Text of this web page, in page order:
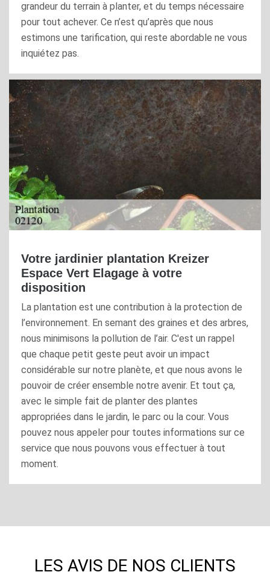
grandeur du terrain à planter, et du temps nécessaire
pour tout achever. Ce n’est qu’après que nous
estimons une tarification, qui reste abordable ne vous
inquiétez pas.
Votre jardinier plantation Kreizer
Espace Vert Elagage à votre
disposition
La plantation est une contribution à la protection de
l’environnement. En semant des graines et des arbres,
nous minimisons la pollution de l’air. C'est un rappel
que chaque petit geste peut avoir un impact
considérable sur notre planète, et que nous avons le
pouvoir de créer ensemble notre avenir. Et tout ça,
avec le simple fait de planter des plantes
appropriées dans le jardin, le parc ou la cour. Vous
pouvez nous appeler pour toutes informations sur ce
service que nous pouvons vous effectuer à tout
moment.
LES AVIS DE NOS CLIENTS